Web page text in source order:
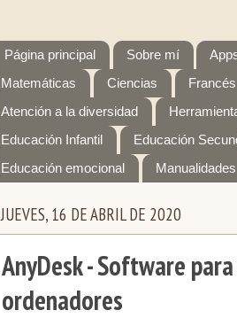
Página principal Sobre mí
Matemáticas
Ciencias Francés
Atención a la diversidad
Educación Infantil
Educación
Educación emocional
Manualidades
JUEVES, 16 DE ABRIL DE 2020
AnyDesk - Software
ordenadores